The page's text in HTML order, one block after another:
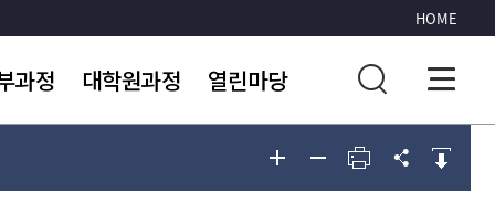
HOME
과정
영안내
대학원과정
석사과정
열린마당
포토게시판
관련사이트